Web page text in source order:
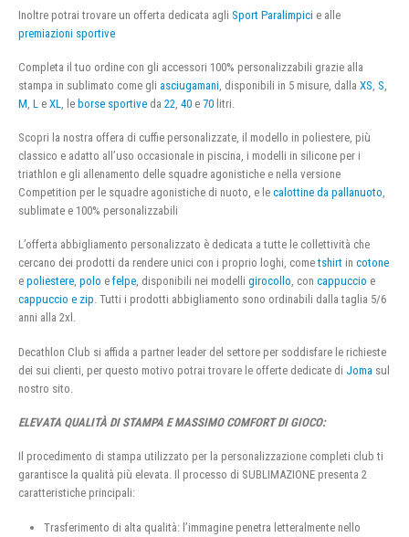
Inoltre potrai trovare un offerta dedicata agli Sport Paralimpici e alle
premiazioni sportive
Completa il tuo ordine con gli accessori 100% personalizzabili grazie alla
stampa in sublimato come gli asciugamani , disponibili in 5 misure, dalla XS S
M L e XL , le borse sportive da 22 40 e 70 litri.
Scopri la nostra offera di cuffie personalizzate, il modello in poliestere, più
classico e adatto all’uso occasionale in piscina, i modelli in silicone per i
triathlon e gli allenamento delle squadre agonistiche e nella versione
Competition per le squadre agonistiche di nuoto, e le calottine da pallanuoto,
sublimate e 100% personalizzabili
L’offerta abbigliamento personalizzato è dedicata a tutte le collettività che
cercano dei prodotti da rendere unici con i proprio loghi, cometshirt in cotone
e poliestere, polo e felpe, disponibili nei modelli girocollo, con cappuccio e
cappuccio e zip. Tutti i prodotti abbigliamento sono ordinabili dalla taglia 5/6
anni alla 2xl.
Decathlon Club si affida a partner leader del settore per soddisfare le richieste
dei sui clienti, per questo motivo potrai trovare le offerte dedicate di Joma sul
nostro sito.
ELEVATA QUALITÀ DI STAMPA E MASSIMO COMFORT DI GIOCO:
Il procedimento di stampa utilizzato per la personalizzazione completi club ti
garantisce la qualità più elevata. Il processo di SUBLIMAZIONE presenta 2
caratteristiche principali:
Trasferimento di alta qualità: l’immagine penetra letteralmente nello